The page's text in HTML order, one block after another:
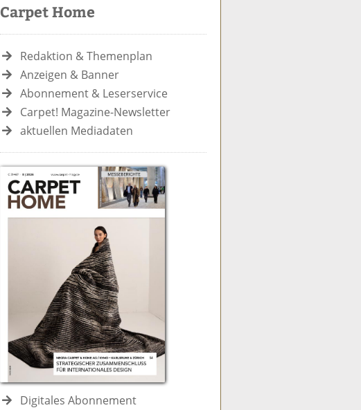
e
Carpet Home
Redaktion & Themenplan
Anzeigen & Banner
Abonnement & Leserservice
Carpet! Magazine-Newsletter
aktuellen Mediadaten
Digitales Abonnement